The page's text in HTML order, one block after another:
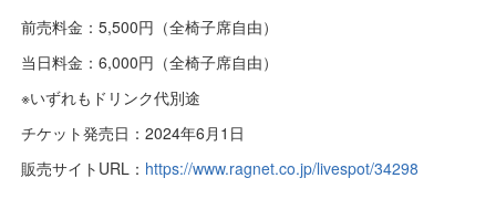
前売料金：5,500円（全椅子席自由）
当日料金：6,000円（全椅子席自由）
※いずれもドリンク代別途
チケット発売日：2024年6月1日
販売サイトURL： https://www.ragnet.co.jp/livespot/34298